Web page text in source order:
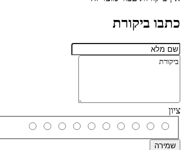
כתבו ביקורת
ציון
שמירה